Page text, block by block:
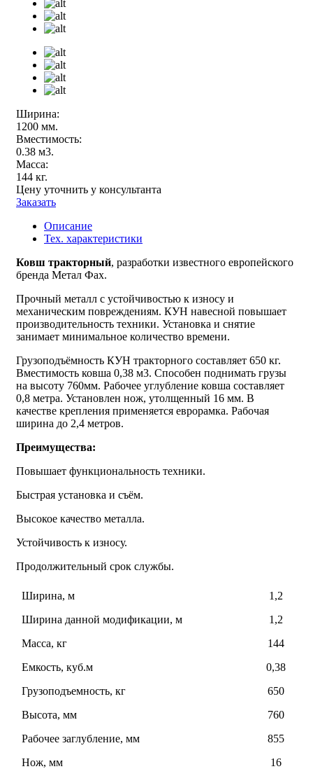
Ширина:
1200 мм.
Вместимость:
0.38 м3.
Масса:
144 кг.
Цену уточнить у консультанта
Заказать
Описание
Тех. характеристики
Ковш тракторный, разработки известного европейского
бренда Метал Фах.
Прочный металл с устойчивостью к износу и
механическим повреждениям. КУН навесной повышает
производительность техники. Установка и снятие
занимает минимальное количество времени.
Грузоподъёмность КУН тракторного составляет 650 кг.
Вместимость ковша 0,38 м3. Способен поднимать грузы
на высоту 760мм. Рабочее углубление ковша составляет
0,8 метра. Установлен нож, утолщенный 16 мм. В
качестве крепления применяется еврорамка. Рабочая
ширина до 2,4 метров.
Преимущества:
Повышает функциональность техники.
Быстрая установка и съём.
Высокое качество металла.
Устойчивость к износу.
Продолжительный срок службы.
Ширина, м
1,2
Ширина данной модификации, м
1,2
Масса, кг
144
Емкость, куб.м
0,38
Грузоподъемность, кг
650
Высота, мм
760
Рабочее заглубление, мм
855
Нож, мм
16